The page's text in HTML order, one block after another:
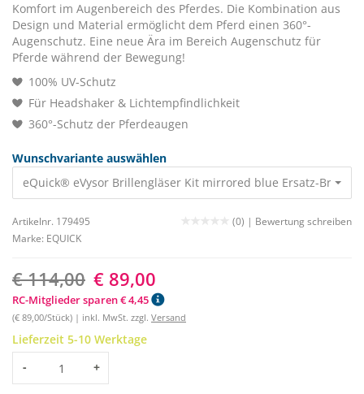
Komfort im Augenbereich des Pferdes. Die Kombination aus
Design und Material ermöglicht dem Pferd einen 360°-
Augenschutz. Eine neue Ära im Bereich Augenschutz für
Pferde während der Bewegung!
100% UV-Schutz
Für Headshaker & Lichtempfindlichkeit
360°-Schutz der Pferdeaugen
Wunschvariante auswählen
eQuick® eVysor Brillengläser Kit mirrored blue Ersatz-
Artikelnr. 179495 (0) | Bewertung schreiben
Marke: EQUICK
€ 114,00 € 89,00
RC-Mitglieder sparen € 4,45
(€ 89,00/Stück) | inkl. MwSt. zzgl. Versand
Lieferzeit 5-10 Werktage
Menge
- +